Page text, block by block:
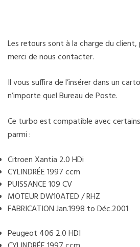
Les retours sont à la charge du
merci de nous contacter.
Il vous suffira de l’insérer dans un
n’importe quel Bureau de Poste.
Ce turbo est compatible avec
parmi :
Citroen Xantia 2.0 HDi
CYLINDRÉE 1997 ccm
PUISSANCE 109 CV
MOTEUR DW10ATED / RHZ
FABRICATION Jan.1998 to Déc.2001
Peugeot 406 2.0 HDI